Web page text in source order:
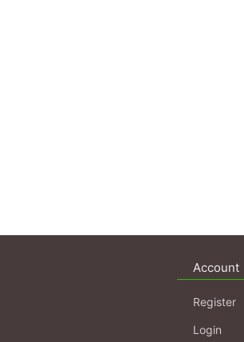
Account
Register
Login